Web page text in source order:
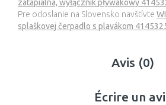
zatapialna, wyłącznik pływakowy
Pre odoslanie na Slovensko navštívte
splaškovej čerpadlo s plavákom
Avis (0)
Écrire un